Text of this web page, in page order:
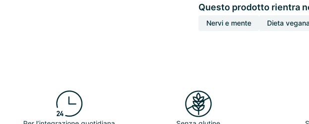
Questo prodotto rientra
Nervi e mente Dieta